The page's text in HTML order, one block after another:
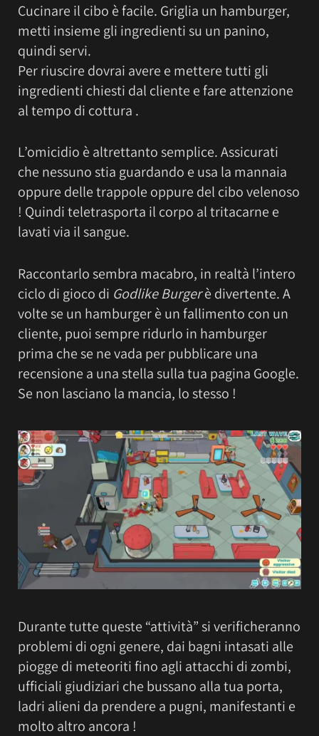
Cucinare il cibo è facile. Griglia un hamburger,
metti insieme gli ingredienti su un panino,
quindi servi.
Per riuscire dovrai avere e mettere tutti gli
ingredienti chiesti dal cliente e fare attenzione
al tempo di cottura .
L’omicidio è altrettanto semplice. Assicurati
che nessuno stia guardando e usa la mannaia
oppure delle trappole oppure del cibo velenoso
! Quindi teletrasporta il corpo al tritacarne e
lavati via il sangue.
Raccontarlo sembra macabro, in realtà l’intero
ciclo di gioco di Godlike Burgerè divertente. A
volte se un hamburger è un fallimento con un
cliente, puoi sempre ridurlo in hamburger
prima che se ne vada per pubblicare una
recensione a una stella sulla tua pagina Google.
Se non lasciano la mancia, lo stesso !
Durante tutte queste “attività” si verificheranno
problemi di ogni genere, dai bagni intasati alle
piogge di meteoriti fino agli attacchi di zombi,
ufficiali giudiziari che bussano alla tua porta,
ladri alieni da prendere a pugni, manifestanti e
molto altro ancora !